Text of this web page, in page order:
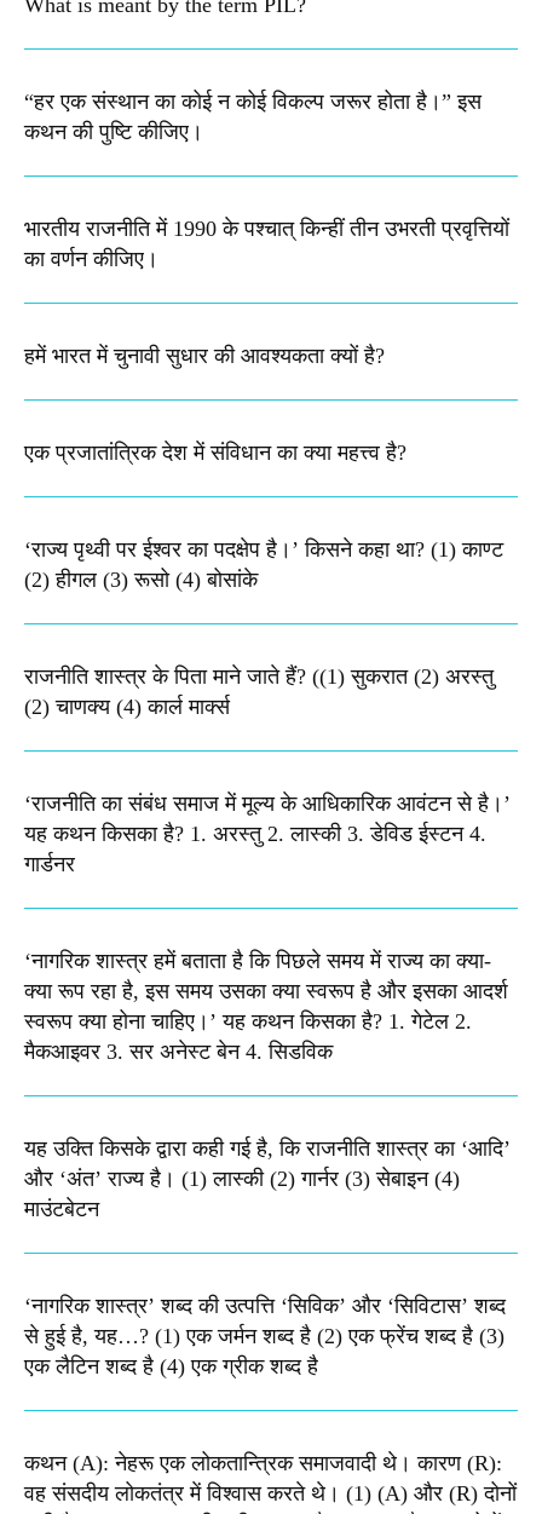
What is meant by the term PIL? ​
“हर एक संस्थान का कोई न कोई विकल्प जरूर होता है।” इस
कथन की पुष्टि कीजिए।
भारतीय राजनीति में 1990 के पश्चात् किन्हीं तीन उभरती प्रवृत्तियों
का वर्णन कीजिए।
हमें भारत में चुनावी सुधार की आवश्यकता क्यों है?
एक प्रजातांत्रिक देश में संविधान का क्या महत्त्व है?
‘राज्य पृथ्वी पर ईश्वर का पदक्षेप है।’ किसने कहा था? (1) काण्ट
(2) हीगल (3) रूसो (4) बोसांके
राजनीति शास्त्र के पिता माने जाते हैं? ((1) सुकरात (2) अरस्तु
(2) चाणक्य (4) कार्ल मार्क्स
‘राजनीति का संबंध समाज में मूल्य के आधिकारिक आवंटन से है।’
यह कथन किसका है? 1. अरस्तु 2. लास्की 3. डेविड ईस्टन 4.
गार्डनर
‘नागरिक शास्त्र हमें बताता है कि पिछले समय में राज्य का क्या-
क्या रूप रहा है, इस समय उसका क्या स्वरूप है और इसका आदर्श
स्वरूप क्या होना चाहिए।’ यह कथन किसका है? 1. गेटेल 2.
मैकआइवर 3. सर अनेस्ट बेन 4. सिडविक
यह उक्ति किसके द्वारा कही गई है, कि राजनीति शास्त्र का ‘आदि’
और ‘अंत’ राज्य है। (1) लास्की (2) गार्नर (3) सेबाइन (4)
माउंटबेटन
‘नागरिक शास्त्र’ शब्द की उत्पत्ति ‘सिविक’ और ‘सिविटास’ शब्द
से हुई है, यह…? (1) एक जर्मन शब्द है (2) एक फ्रेंच शब्द है (3)
एक लैटिन शब्द है (4) एक ग्रीक शब्द है
कथन (A): नेहरू एक लोकतान्त्रिक समाजवादी थे। कारण (R):
वह संसदीय लोकतंत्र में विश्वास करते थे। (1) (A) और (R) दोनों